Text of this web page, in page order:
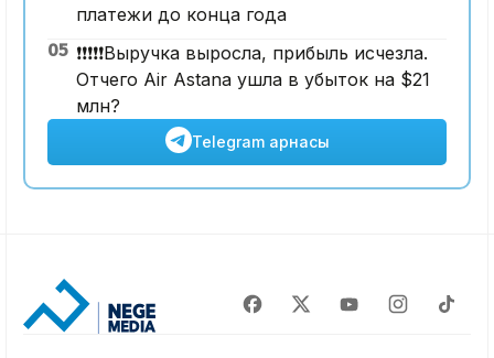
платежи до конца года
05 ❗️❗️❗️❗️❗️Выручка выросла, прибыль исчезла.
Отчего Air Astana ушла в убыток на $21
млн?
Telegram арнасы